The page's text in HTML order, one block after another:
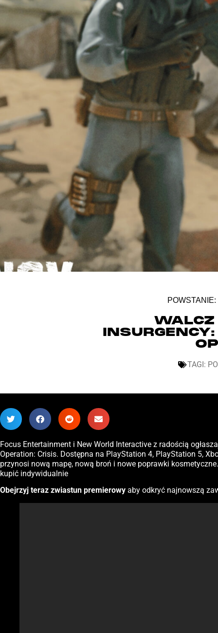
TAGI:
Focus Entertainment i New World Interactive z radością
Operation: Crisis. Dostępna na PlayStation 4, PlayStation 5,
przynosi nową mapę, nową broń i nowe poprawki
kupić indywidualnie
Obejrzyj teraz zwiastun premierowy aby odkryć najnowszą